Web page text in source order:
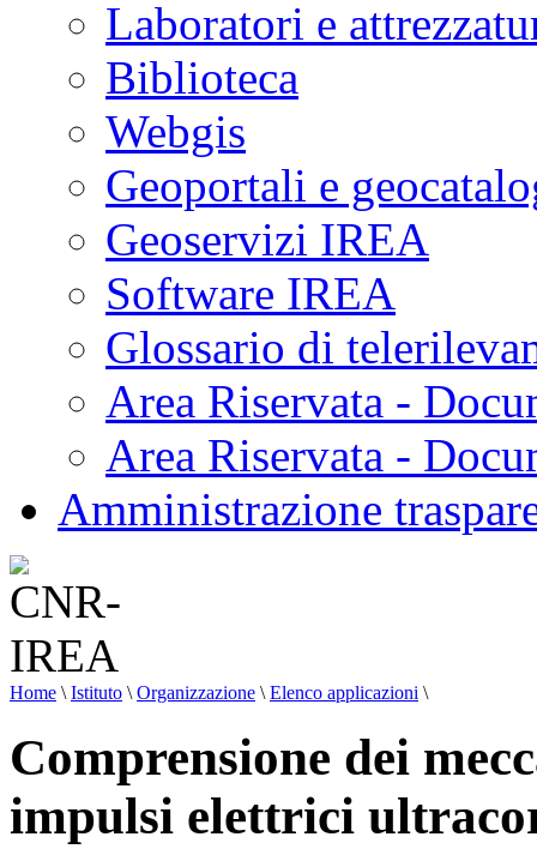
Laboratori e
Biblioteca
Webgis
Geoportali e
Geoservizi IREA
Software IREA
Glossario di
Area Riservata -
Area Riservata -
Amministrazione
Home \ Istituto \ Organizzazione \ Elenco applicazioni \
Comprensione dei
impulsi elettrici